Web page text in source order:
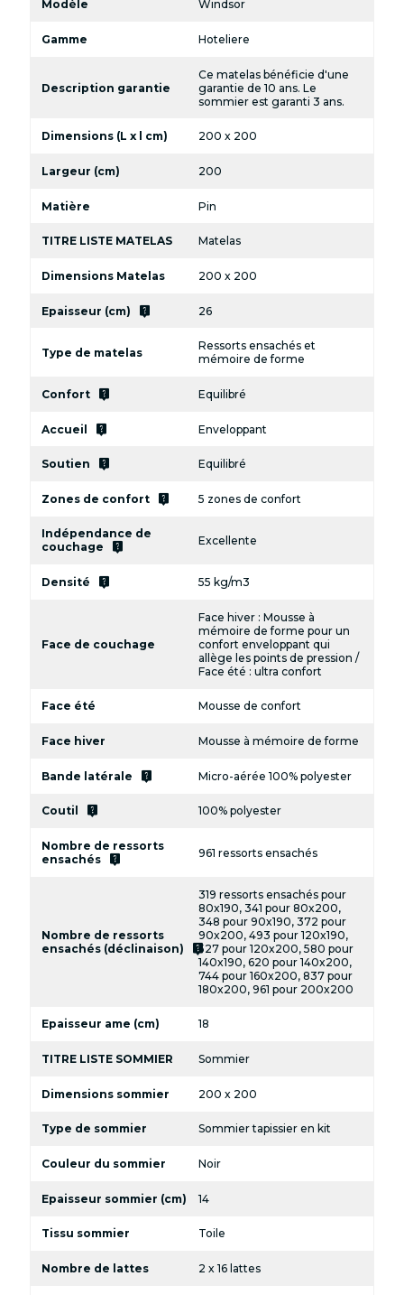
Modèle Windsor
Gamme Hoteliere
Description garantie
Ce matelas bénéficie d'une
garantie de 10 ans. Le
sommier est garanti 3 ans.
Dimensions (L x l cm) 200 x 200
Largeur (cm) 200
Matière Pin
TITRE LISTE MATELAS Matelas
Dimensions Matelas 200 x 200
Epaisseur (cm) live_help 26
Type de matelas
Ressorts ensachés et
mémoire de forme
Confort live_help Equilibré
Accueil live_help Enveloppant
Soutien live_help Equilibré
Zones de confort live_help 5 zones de confort
Indépendance de
couchage
live_help Excellente
Densité live_help 55 kg/m3
Face de couchage
Face hiver : Mousse à
mémoire de forme pour un
confort enveloppant qui
allège les points de pression /
Face été : ultra confort
Face été Mousse de confort
Face hiver Mousse à mémoire de forme
Bande latérale live_help Micro-aérée 100% polyester
Coutil live_help 100% polyester
Nombre de ressorts
ensachés
live_help 961 ressorts ensachés
Nombre de ressorts
ensachés (déclinaison)
live_help
319 ressorts ensachés pour
80x190, 341 pour 80x200,
348 pour 90x190, 372 pour
90x200, 493 pour 120x190,
527 pour 120x200, 580 pour
140x190, 620 pour 140x200,
744 pour 160x200, 837 pour
180x200, 961 pour 200x200
Epaisseur ame (cm) 18
TITRE LISTE SOMMIER Sommier
Dimensions sommier 200 x 200
Type de sommier Sommier tapissier en kit
Couleur du sommier Noir
Epaisseur sommier (cm) 14
Tissu sommier Toile
Nombre de lattes 2 x 16 lattes